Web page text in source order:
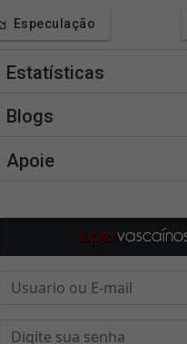
Especulação
Estatísticas
Blogs
Apoie